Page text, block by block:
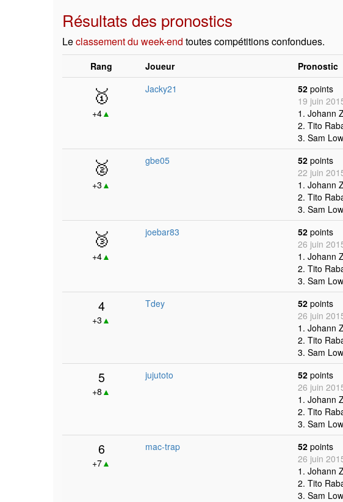
Résultats des pronostics
Leclassement du week-end toutes compétitions confondues.
Rang Joueur Pronostic
🥇
+4▲
Jacky21 52 points
19 juin
1. Johann
2. Tito
3. Sam
🥈
+3 ▲
gbe05 52 points
22 juin
1. Johann
2. Tito
3. Sam
🥉
+4▲
joebar83 52 points
26 juin
1. Johann
2. Tito
3. Sam
4
+3 ▲
Tdey 52 points
26 juin
1. Johann
2. Tito
3. Sam
5
+8 ▲
jujutoto 52 points
26 juin
1. Johann
2. Tito
3. Sam
6
+7▲
mac-trap 52 points
26 juin
1. Johann
2. Tito
3. Sam